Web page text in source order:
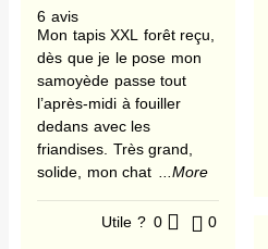
6 avis
Mon tapis XXL forêt reçu,
dès que je le pose mon
samoyède passe tout
l’après-midi à fouiller
dedans avec les
friandises. Très grand,
solide, mon chat
...More
Utile ? 0 0